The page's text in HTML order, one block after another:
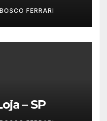
FERRARI
– SP